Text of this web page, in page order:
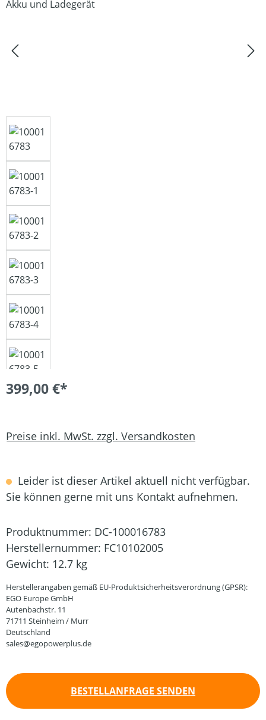
399,00 €*
Preise inkl. MwSt. zzgl. Versandkosten
Leider ist dieser Artikel aktuell nicht verfügbar.
Sie können gerne mit uns Kontakt aufnehmen.
Produktnummer: DC-100016783
Herstellernummer: FC10102005
Gewicht: 12.7 kg
Herstellerangaben gemäß EU-Produktsicherheitsverordnung (GPSR):
EGO Europe GmbH
Autenbachstr. 11
71711 Steinheim / Murr
Deutschland
sales@egopowerplus.de
BESTELLANFRAGE SENDEN